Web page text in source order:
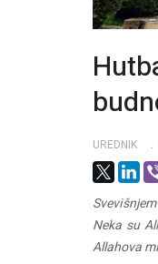
UREDNIK
Svevišnjem
Neka su
Allahova